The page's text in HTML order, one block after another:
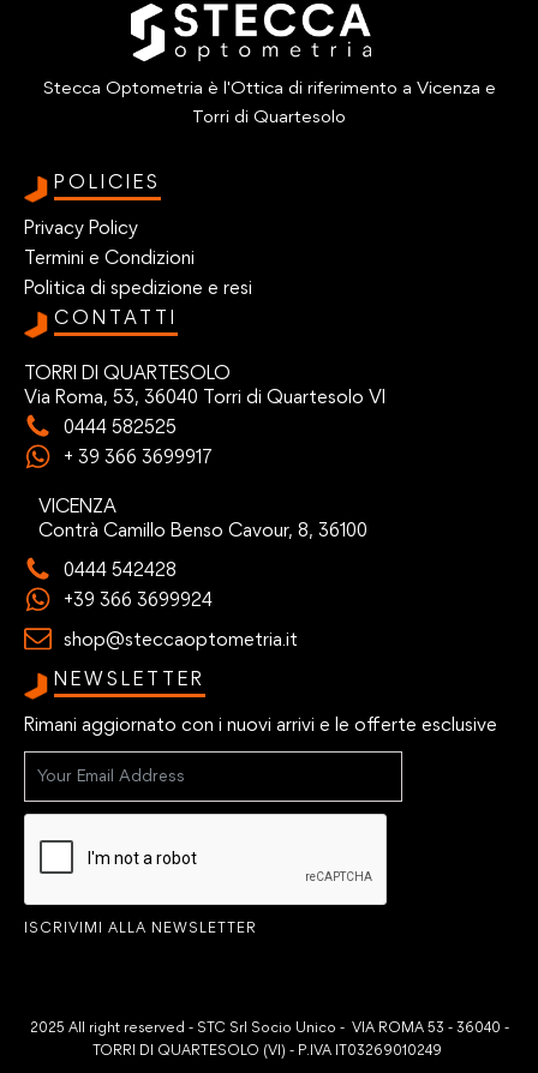
Stecca Optometria è l'Ottica di riferimento a Vicenza e
Torri di Quartesolo
POLICIES
Privacy Policy
Termini e Condizioni
Politica di spedizione e resi
CONTATTI
TORRI DI QUARTESOLO
Via Roma, 53, 36040 Torri di Quartesolo VI
0444 582525
+ 39 366 3699917
VICENZA
Contrà Camillo Benso Cavour, 8, 36100
0444 542428
+39 366 3699924
shop@steccaoptometria.it
NEWSLETTER
Rimani aggiornato con i nuovi arrivi e le offerte esclusive
ISCRIVIMI ALLA NEWSLETTER
2025 All right reserved - STC Srl Socio Unico - VIA ROMA 53 - 36040 -
TORRI DI QUARTESOLO (VI) - P.IVA IT03269010249